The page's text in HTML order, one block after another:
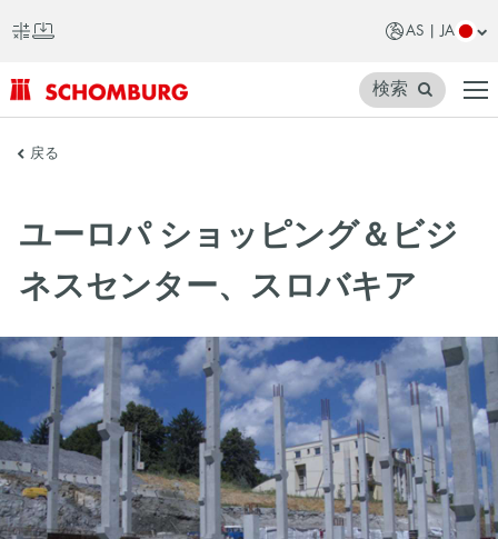
AS | JA
SCHOMBURG
ジ
ア
検索
戻る
ユーロパ ショッピング＆ビジ
ネスセンター、スロバキア